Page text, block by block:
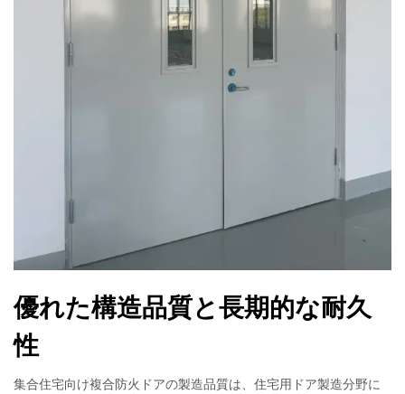
優れた構造品質と長期的な耐久
性
集合住宅向け複合防火ドアの製造品質は、住宅用ドア製造分野に